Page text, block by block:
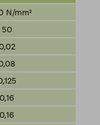
N/mm²
50
0,02
0,16
0,16